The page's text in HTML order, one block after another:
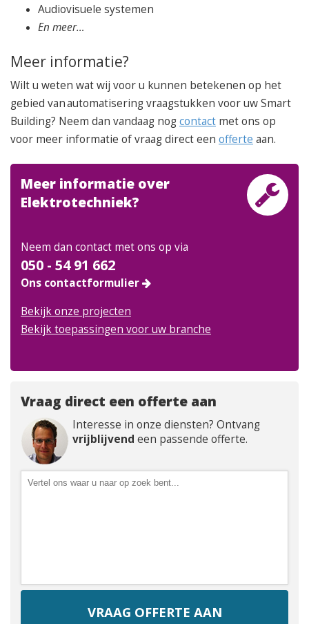
Audiovisuele systemen
En meer…
Meer informatie?
Wilt u weten wat wij voor u kunnen betekenen op het
gebied van automatisering vraagstukken voor uw Smart
Building? Neem dan vandaag nogcontact met ons op
voor meer informatie of vraag direct een offerte aan.
Meer informatie over
Elektrotechniek?
Neem dan contact met ons op via
050 - 54 91 662
Ons contactformulier
Bekijk onze projecten
Bekijk toepassingen voor uw branche
Vraag direct een offerte aan
Interesse in onze diensten? Ontvang
vrijblijvend een passende offerte.